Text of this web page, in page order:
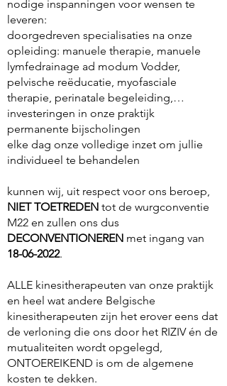
nodige inspanningen voor wensen te
leveren:
doorgedreven specialisaties na onze
opleiding: manuele therapie, manuele
lymfedrainage ad modum Vodder,
pelvische reëducatie, myofasciale
therapie, perinatale begeleiding,…
investeringen in onze praktijk
permanente bijscholingen
elke dag onze volledige inzet om jullie
individueel te behandelen
kunnen wij, uit respect voor ons beroep,
NIET TOETREDEN tot de wurgconventie
M22 en zullen ons dus
DECONVENTIONEREN met ingang van
18-06-2022.
ALLE kinesitherapeuten van onze praktijk
en heel wat andere Belgische
kinesitherapeuten zijn het erover eens dat
de verloning die ons door het RIZIV én de
mutualiteiten wordt opgelegd,
ONTOEREIKEND is om de algemene
kosten te dekken.